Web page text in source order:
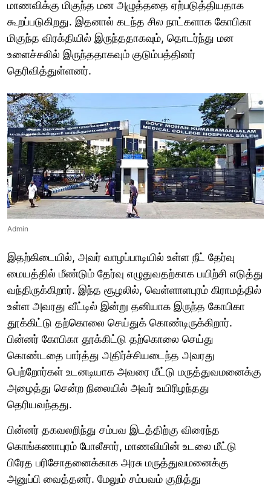
மாணவிக்கு மிகுந்த மன அழுத்ததை ஏற்படுத்தியதாக
கூறப்படுகிறது. இதனால் கடந்த சில நாட்களாக கோபிகா
மிகுந்த விரக்தியில் இருந்ததாகவும், தொடர்ந்து மன
உளைச்சலில் இருந்ததாகவும் குடும்பத்தினர்
தெரிவித்துள்ளனர்.
Admin
இதற்கிடையில், அவர் வாழப்பாடியில் உள்ள நீட் தேர்வு
மையத்தில் மீண்டும் தேர்வு எழுதுவதற்காக பயிற்சி எடுத்து
வந்திருக்கிறார். இந்த சூழலில், வெள்ளாளபுரம் கிராமத்தில்
உள்ள அவரது வீட்டில் இன்று தனியாக இருந்த கோபிகா
தூக்கிட்டு தற்கொலை செய்துக் கொண்டிருக்கிறார்.
பின்னர் கோபிகா தூக்கிட்டு தற்கொலை செய்து
கொண்டதை பார்த்து அதிர்ச்சியடைந்த அவரது
பெற்றோர்கள் உடனடியாக அவரை மீட்டு மருத்துவமனைக்கு
அழைத்து சென்ற நிலையில் அவர் உயிரிழந்தது
தெரியவந்தது.
பின்னர் தகவலறிந்து சம்பவ இடத்திற்கு விரைந்த
கொங்கணாபுரம் போலீசார், மாணவியின் உடலை மீட்டு
பிரேத பரிசோதனைக்காக அரசு மருத்துவமனைக்கு
அனுப்பி வைத்தனர். மேலும் சம்பவம் குறித்து